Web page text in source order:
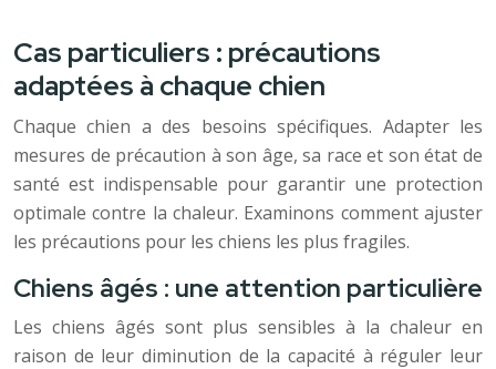
Cas particuliers : précautions
adaptées à chaque chien
Chaque chien a des besoins spécifiques. Adapter les
mesures de précaution à son âge, sa race et son état de
santé est indispensable pour garantir une protection
optimale contre la chaleur. Examinons comment ajuster
les précautions pour les chiens les plus fragiles.
Chiens âgés : une attention particulière
Les chiens âgés sont plus sensibles à la chaleur en
raison de leur diminution de la capacité à réguler leur